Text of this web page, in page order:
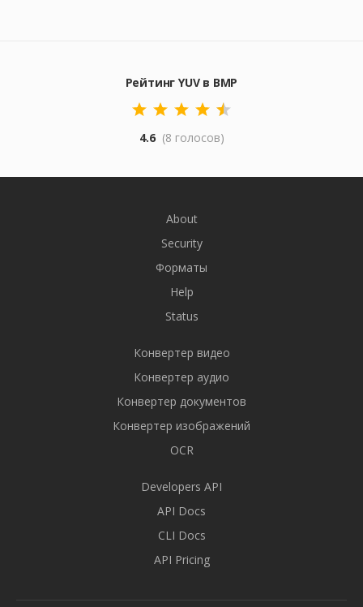
Рейтинг YUV в BMP
4.6 (8 голосов)
About
Security
Форматы
Help
Status
Конвертер видео
Конвертер аудио
Конвертер документов
Конвертер изображений
OCR
Developers API
API Docs
CLI Docs
API Pricing